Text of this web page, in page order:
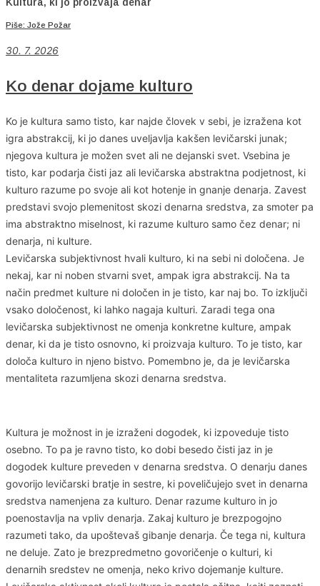
Piše: Jože Požar
30. 7. 2026
Ko denar dojame kulturo
Ko je kultura samo tisto, kar najde človek v sebi, je izražena kot
igra abstrakcij, ki jo danes uveljavlja kakšen levičarski junak;
njegova kultura je možen svet ali ne dejanski svet. Vsebina je
tisto, kar podarja čisti jaz ali levičarska abstraktna podjetnost, ki
kulturo razume po svoje ali kot hotenje in gnanje denarja. Zavest
predstavi svojo plemenitost skozi denarna sredstva, za smoter pa
ima abstraktno miselnost, ki razume kulturo samo čez denar; ni
denarja, ni kulture.
Levičarska subjektivnost hvali kulturo, ki na sebi ni določena. Je
nekaj, kar ni noben stvarni svet, ampak igra abstrakcij. Na ta
način predmet kulture ni določen in je tisto, kar naj bo. To izključi
vsako določenost, ki lahko nagaja kulturi. Zaradi tega ona
levičarska subjektivnost ne omenja konkretne kulture, ampak
denar, ki da je tisto osnovno, ki proizvaja kulturo. To je tisto, kar
določa kulturo in njeno bistvo. Pomembno je, da je levičarska
mentaliteta razumljena skozi denarna sredstva.
Kultura je možnost in je izraženi dogodek, ki izpoveduje tisto
osebno. To pa je ravno tisto, ko dobi besedo čisti jaz in je
dogodek kulture preveden v denarna sredstva. O denarju danes
govorijo levičarski bratje in sestre, ki poveličujejo svet in denarna
sredstva namenjena za kulturo. Denar razume kulturo in jo
poenostavlja na vpliv denarja. Zakaj kulturo je brezpogojno
razumeti tako, da upoštevaš gibanje denarja. Če tega ni, kultura
ne deluje. Zato je brezpredmetno govoričenje o kulturi, ki
denarnih sredstev ne omenja, neko krivo dojemanje kulture.